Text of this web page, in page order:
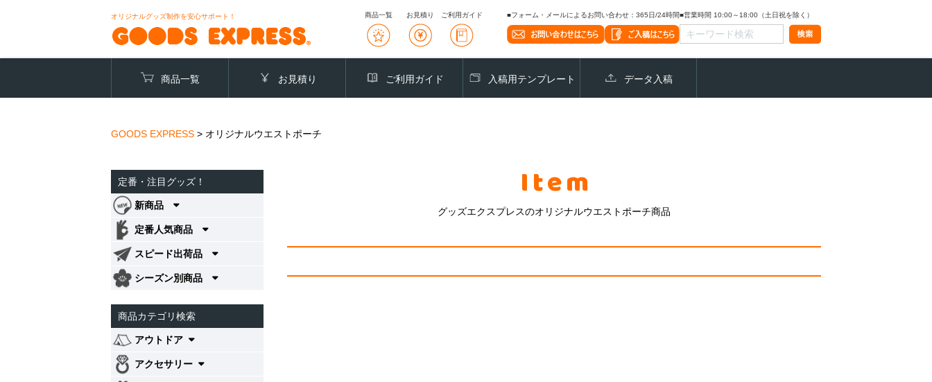
オリジナルグッズ制作を安心サポート！ 商品一覧 お見積り ご利用ガイド ■フォーム・メールによるお問い合わせ：365日/24時間■営業時間 10:00～18:00（土日祝を除く）
商品一覧 お見積り ご利用ガイド 入稿用テンプレート データ入稿
GOODS EXPRESS > オリジナルウエストポーチ
Item
グッズエクスプレスのオリジナルウエストポーチ商品
定番・注目グッズ！
新商品
定番人気商品
スピード出荷品
シーズン別商品
商品カテゴリ検索
アウトドア
アクセサリー